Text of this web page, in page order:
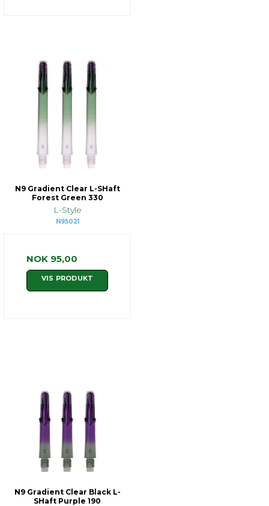
N9 Gradient Clear L-SHaft
Forest Green 330
L-Style
N95021
NOK 95,00
VIS PRODUKT
N9 Gradient Clear Black L-
SHaft Purple 190